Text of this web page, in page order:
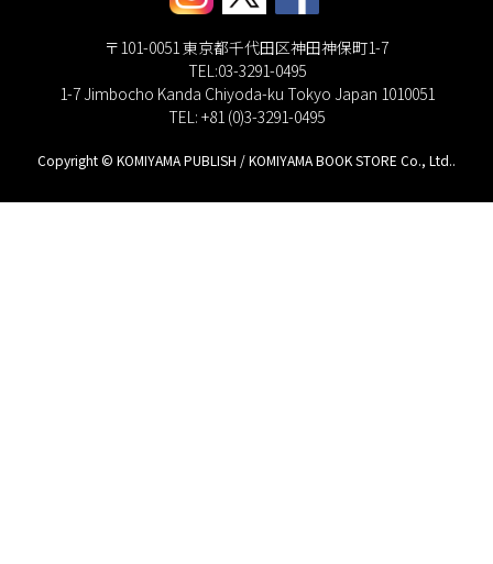
〒101-0051 東京都千代田区神田神保町1-7
TEL:03-3291-0495
1-7 Jimbocho Kanda Chiyoda-ku Tokyo Japan 1010051
TEL: +81 (0)3-3291-0495
Copyright © KOMIYAMA PUBLISH / KOMIYAMA BOOK STORE Co., Ltd..